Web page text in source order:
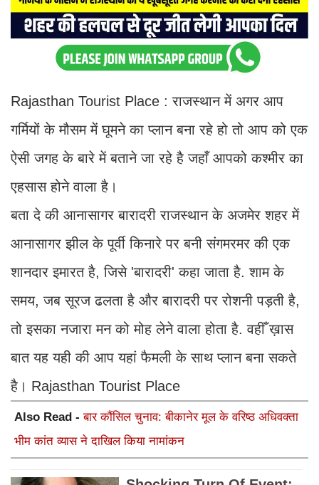
Rajasthan Tourist Place : राजस्थान में अगर आप
गर्मियों के मौसम में घूमने का प्लान बना रहे हो तो आप को एक
ऐसी जगह के बारे में बताने जा रहे है जहाँ आपको कश्मीर का
एहसास होने वाला है।
बता दे की आनासागर बारादरी राजस्थान के अजमेर शहर में
आनासागर झील के पूर्वी किनारे पर बनी संगमरमर की एक
शानदार इमारत है, जिसे 'बारादरी' कहा जाता है. शाम के
समय, जब सूरज ढलता है और बारादरी पर रोशनी पड़ती है,
तो इसका नजारा मन को मोह लेने वाला होता है. वहीँ ख़ास
बात यह यही की आप यहां फैमली के साथ प्लान बना सकते
है। Rajasthan Tourist Place
Also Read -बार कौंसिल चुनाव: बीकानेर मूल के वरिष्ठ अधिवक्ता
भीम कांत व्यास ने दाखिल किया नामांकन